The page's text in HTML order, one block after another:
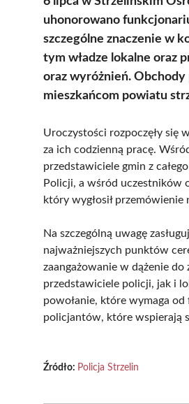
uhonorowano
szczególne znaczenie w
tym władze lokalne oraz
oraz wyróżnień.
mieszkańcom powiatu
Uroczystości rozpoczęły się
za ich codzienną pracę.
przedstawiciele gmin z
Policji, a wśród uczestników
który wygłosił
Na szczególną uwagę
najważniejszych punktów
zaangażowanie w dążenie
przedstawiciele policji, jak i
powołanie, które wymaga
policjantów, które wspierają
Źródło: Policja Strzelin